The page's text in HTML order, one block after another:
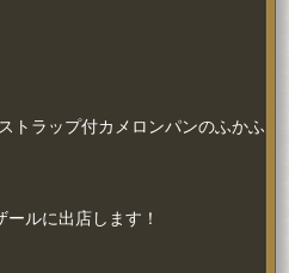
トラップ付カメロンパンのふかふ
ルに出店します！